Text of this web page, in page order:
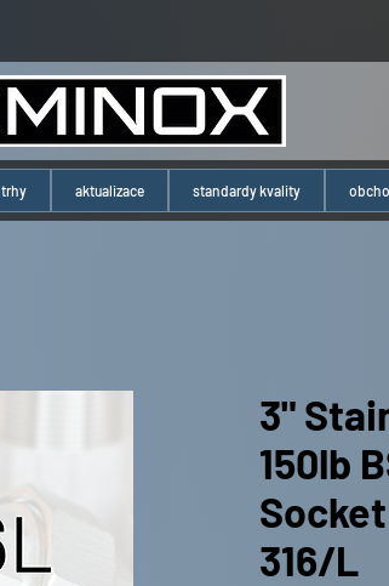
trhy aktualizace standardy kvality
3"
150lb
316/L